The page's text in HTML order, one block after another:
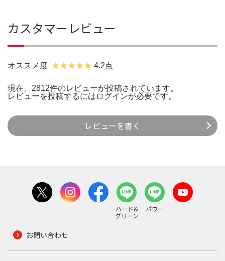
カスタマーレビュー
オススメ度 4.2点
現在、2812件のレビューが投稿されています。
レビューを投稿するには ログインが必要です。
レビューを書く
ハード&
グリーン
パワー
お問い合わせ